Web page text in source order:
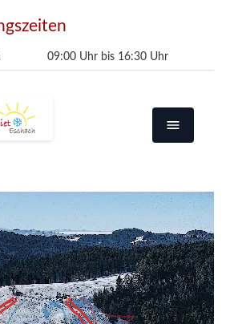
09:00 Uhr bis 16:30 Uhr